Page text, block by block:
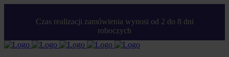
Czas realizacji zamówienia wynosi od 2 do 8 dni
roboczych